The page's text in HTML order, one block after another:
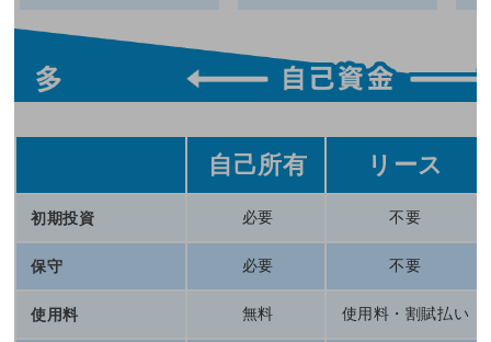
自己所有 リース
初期投資 必要 不要
保守 必要 不要
使用料 無料 使用料・割賦払い